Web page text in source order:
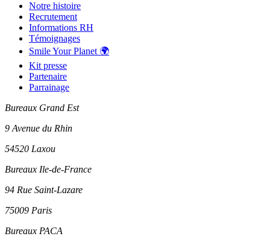
Notre histoire
Recrutement
Informations RH
Témoignages
Smile Your Planet 🌍
Kit presse
Partenaire
Parrainage
Bureaux Grand Est
9 Avenue du Rhin
54520 Laxou
Bureaux Ile-de-France
94 Rue Saint-Lazare
75009 Paris
Bureaux PACA